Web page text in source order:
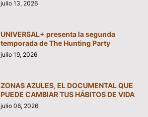
julio 13, 2026
UNIVERSAL+ presenta la segunda
temporada de The Hunting Party
julio 19, 2026
ZONAS AZULES, EL DOCUMENTAL QUE
PUEDE CAMBIAR TUS HÁBITOS DE VIDA
julio 06, 2026